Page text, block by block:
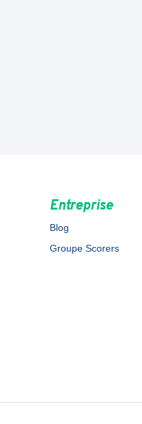
Entreprise
Blog
Groupe Scorers